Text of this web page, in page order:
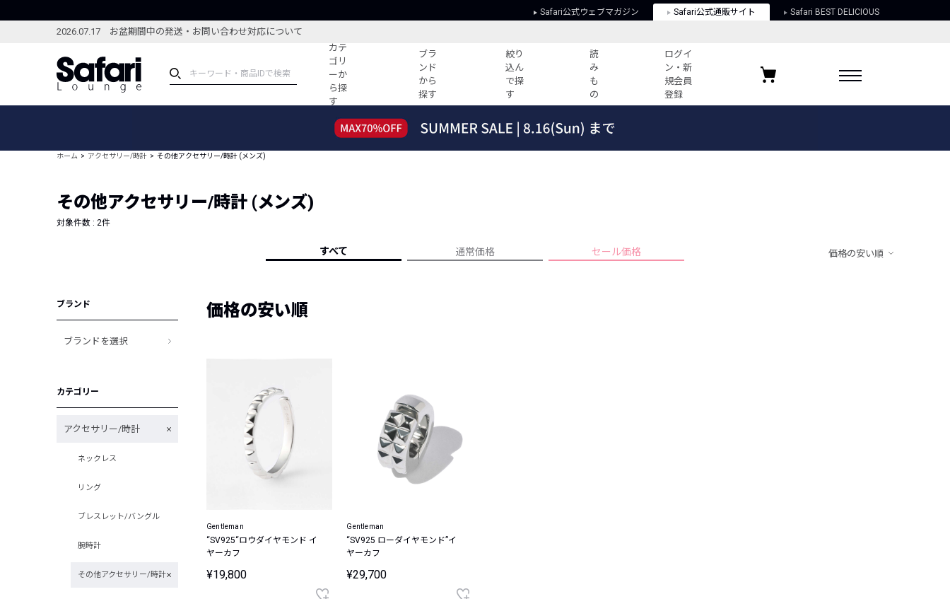
Safari公式ウェブマガジン Safari公式通販サイト Safari BEST DELICIOUS
2026.07.17 お盆期間中の発送・お問い合わせ対応について
カテ
ゴリ
ーか
ら探
す
ブラ
ンド
から
探す
絞り
込ん
で探
す
読
み
も
の
ログイ
ン・新
規会員
登録
ブランドから探す
新着アイテム
編集部のおすすめアイテム
特集記事
コーディネート
すべての記事
人気記事ランキング
人気アイテム TOP 15
プライバシーポリシー
お気に入りブランド
ホーム アクセサリー/時計 その他アクセサリー/時計 (メンズ)
その他アクセサリー/時計 (メンズ)
対象件数 : 2件
すべて 通常価格 セール価格 価格の安い順
ブランド
ブランドを選択
カテゴリー
アクセサリー/時計
ネックレス
リング
ブレスレット/バングル
腕時計
その他アクセサリー/時計
価格の安い順
Gentleman
“SV925“ロウダイヤモンド イ
ヤーカフ
¥19,800
Gentleman
“SV925 ローダイヤモンド”イ
ヤーカフ
¥29,700